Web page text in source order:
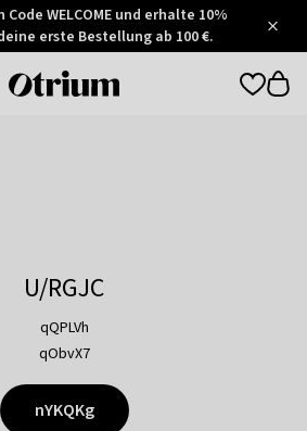
WELCOME und erhalte 10%
erste Bestellung ab 100 €.
Otrium
U/RGJC
qQPLVh
qObvX7
nYKQKg